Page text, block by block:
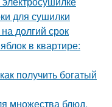
для сушилки
долгий срок
в квартире:
получить богатый
множества блюд.